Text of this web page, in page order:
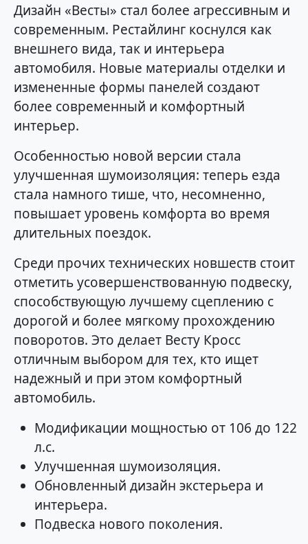
Дизайн «Весты» стал более агрессивным и
современным. Рестайлинг коснулся как
внешнего вида, так и интерьера
автомобиля. Новые материалы отделки и
измененные формы панелей создают
более современный и комфортный
интерьер.
Особенностью новой версии стала
улучшенная шумоизоляция: теперь езда
стала намного тише, что, несомненно,
повышает уровень комфорта во время
длительных поездок.
Среди прочих технических новшеств стоит
отметить усовершенствованную подвеску,
способствующую лучшему сцеплению с
дорогой и более мягкому прохождению
поворотов. Это делает Весту Кросс
отличным выбором для тех, кто ищет
надежный и при этом комфортный
автомобиль.
Модификации мощностью от 106 до 122
л.с.
Улучшенная шумоизоляция.
Обновленный дизайн экстерьера и
интерьера.
Подвеска нового поколения.